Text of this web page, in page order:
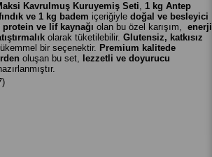
Kavrulmuş Kuruyemiş Seti, 1 kg Antep
ve 1 kg badem içeriğiyle doğal ve besleyici
protein ve lif kaynağı olan bu özel karışım, enerji
olarak tüketilebilir. Glutensiz, katkısız
bir seçenektir. Premium kalitede
oluşan bu set, lezzetli ve doyurucu